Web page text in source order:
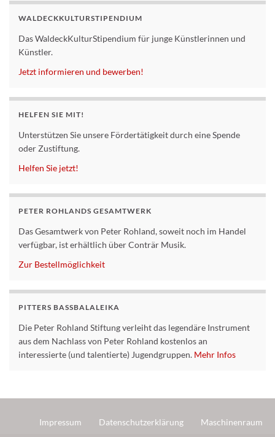
WALDECKKULTURSTIPENDIUM
Das WaldeckKulturStipendium für junge Künstlerinnen und
Künstler.
Jetzt informieren und bewerben!
HELFEN SIE MIT!
Unterstützen Sie unsere Fördertätigkeit durch eine Spende
oder Zustiftung.
Helfen Sie jetzt!
PETER ROHLANDS GESAMTWERK
Das Gesamtwerk von Peter Rohland, soweit noch im Handel
verfügbar, ist erhältlich über Conträr Musik.
Zur Bestellmöglichkeit
PITTERS BASSBALALEIKA
Die Peter Rohland Stiftung verleiht das legendäre Instrument
aus dem Nachlass von Peter Rohland kostenlos an
interessierte (und talentierte) Jugendgruppen. Mehr Infos
Impressum Datenschutzerklärung Maschinenraum